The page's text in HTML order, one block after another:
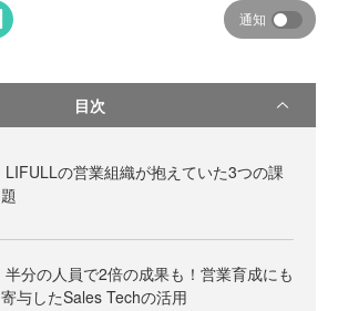
通知
目次
LIFULLの営業組織が抱えていた3つの課
題
半分の人員で2倍の成果も！営業育成にも
寄与したSales Techの活用